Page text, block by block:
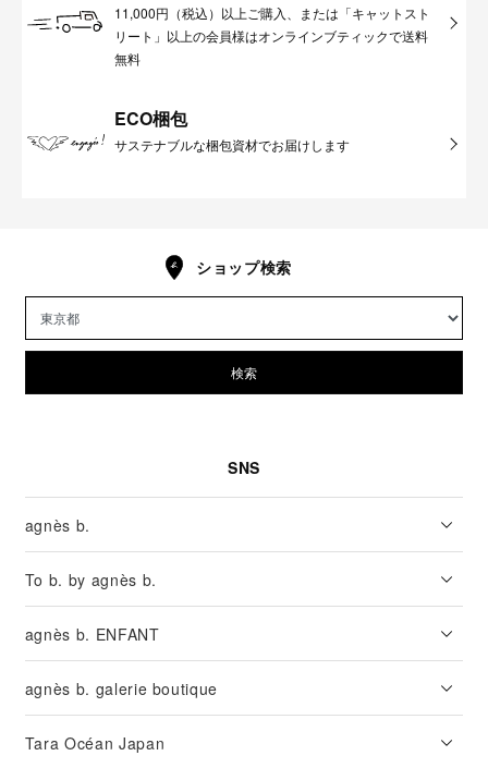
11,000円（税込）以上ご購入、または「キャットスト
リート」以上の会員様はオンラインブティックで送料
無料
ECO梱包
サステナブルな梱包資材でお届けします
ショップ検索
検索
SNS
agnès b.
To b. by agnès b.
agnès b. ENFANT
agnès b. galerie boutique
Tara Océan Japan